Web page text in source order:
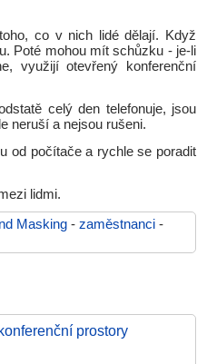
co v nich lidé dělají. Když
Poté mohou mít schůzku - je-li
využijí otevřený konferenční
celý den telefonuje, jsou
neruší a nejsou rušeni.
od počítače a rychle se poradit
lidmi.
Masking - zaměstnanci -
prostory